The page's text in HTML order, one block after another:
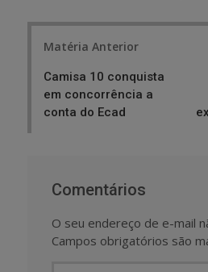
Matéria Anterior
Camisa 10 conquista
em concorrência a
conta do Ecad
Comentários
O seu endereço de e-mail
Campos obrigatórios são